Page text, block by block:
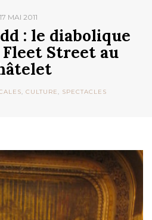
17 MAI 2011
: le diabolique
Street au
, CULTURE, SPECTACLES